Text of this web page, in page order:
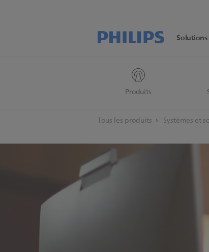
Produits
Tous les produits Systèmes et